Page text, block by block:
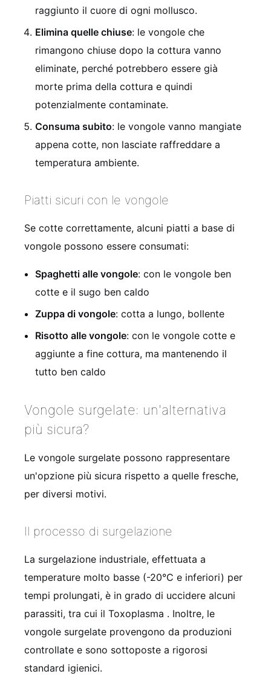
raggiunto il cuore di ogni mollusco.
Elimina quelle chiuse: le vongole che
rimangono chiuse dopo la cottura vanno
eliminate, perché potrebbero essere già
morte prima della cottura e quindi
potenzialmente contaminate.
Consuma subito: le vongole vanno mangiate
appena cotte, non lasciate raffreddare a
temperatura ambiente.
Piatti sicuri con le vongole
Se cotte correttamente, alcuni piatti a base di
vongole possono essere consumati:
Spaghetti alle vongole: con le vongole ben
cotte e il sugo ben caldo
Zuppa di vongole: cotta a lungo, bollente
Risotto alle vongole: con le vongole cotte e
aggiunte a fine cottura, ma mantenendo il
tutto ben caldo
Vongole surgelate: un'alternativa
più sicura?
Le vongole surgelate possono rappresentare
un'opzione più sicura rispetto a quelle fresche,
per diversi motivi.
Il processo di surgelazione
La surgelazione industriale, effettuata a
temperature molto basse (-20°C e inferiori) per
tempi prolungati, è in grado di uccidere alcuni
parassiti, tra cui il Toxoplasma . Inoltre, le
vongole surgelate provengono da produzioni
controllate e sono sottoposte a rigorosi
standard igienici.